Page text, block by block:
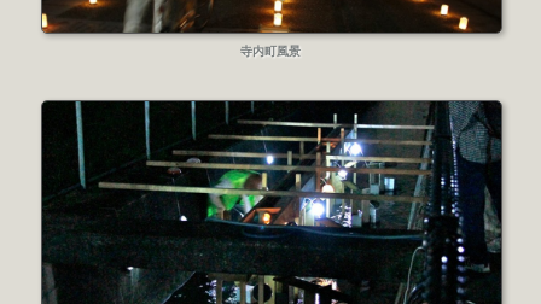
寺内町風景